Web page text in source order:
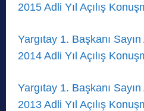
2015 Adli Yıl Açılış
Yargıtay 1. Başkanı
2014 Adli Yıl Açılış
Yargıtay 1. Başkanı
2013 Adli Yıl Açılış